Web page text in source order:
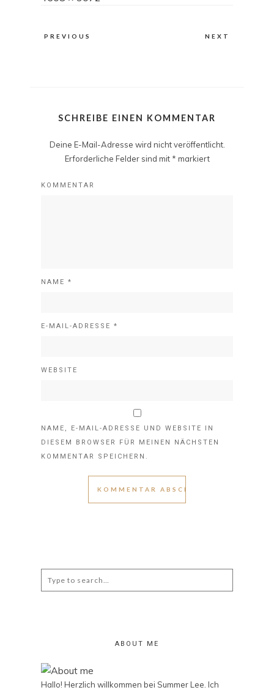
PREVIOUS NEXT
SCHREIBE EINEN KOMMENTAR
Deine E-Mail-Adresse wird nicht veröffentlicht.
Erforderliche Felder sind mit * markiert
KOMMENTAR
NAME *
E-MAIL-ADRESSE *
WEBSITE
NAME, E-MAIL-ADRESSE UND WEBSITE IN
DIESEM BROWSER FÜR MEINEN NÄCHSTEN
KOMMENTAR SPEICHERN.
for:
ABOUT ME
Hallo! Herzlich willkommen bei Summer Lee. Ich